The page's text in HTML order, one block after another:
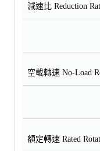
減速比 Reduction
空載轉速 No-Load
額定轉速 Rated